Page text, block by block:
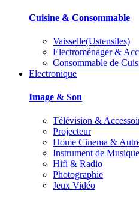
Cuisine & Consommable
Vaisselle(Ustensiles)
Electroménager &
Consommable de
Electronique
Image & Son
Télévision &
Projecteur
Home Cinema &
Instrument de Musique
Hifi & Radio
Photographie
Jeux Vidéo